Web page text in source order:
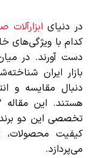
در دنیای ابزارآلات
کدام با ویژگی‌های
دست آورند. در
بازار ایران
دنبال مقایسه و
هستند. این مقاله
تخصصی این دو
کیفیت
می‌پردازد.